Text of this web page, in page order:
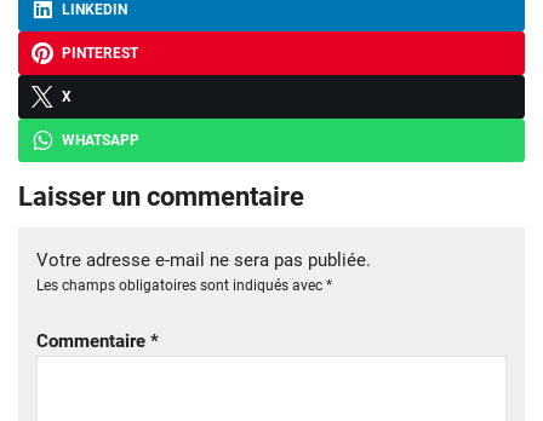
LINKEDIN
PINTEREST
X
WHATSAPP
Laisser un commentaire
Votre adresse e-mail ne sera pas publiée.
Les champs obligatoires sont indiqués avec *
Commentaire *